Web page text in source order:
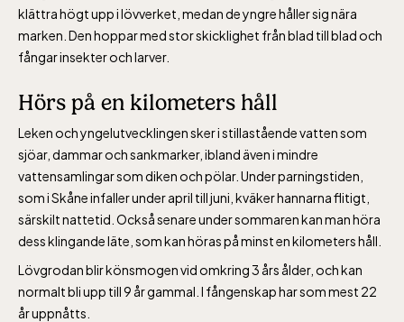
klättra högt upp i lövverket, medan de yngre håller sig nära
marken. Den hoppar med stor skicklighet från blad till blad och
fångar insekter och larver.
Hörs på en kilometers håll
Leken och yngelutvecklingen sker i stillastående vatten som
sjöar, dammar och sankmarker, ibland även i mindre
vattensamlingar som diken och pölar. Under parningstiden,
som i Skåne infaller under april till juni, kväker hannarna flitigt,
särskilt nattetid. Också senare under sommaren kan man höra
dess klingande läte, som kan höras på minst en kilometers håll.
Lövgrodan blir könsmogen vid omkring 3 års ålder, och kan
normalt bli upp till 9 år gammal. I fångenskap har som mest 22
år uppnåtts.
jan-mars vardagar 10-15, helger 10-16, april
alla dagar 10-16, maj-september 10-18,
oktober-december vardagar 10-15 helger
10-16
Baltic Sea Science Center inkluderad i
entrén